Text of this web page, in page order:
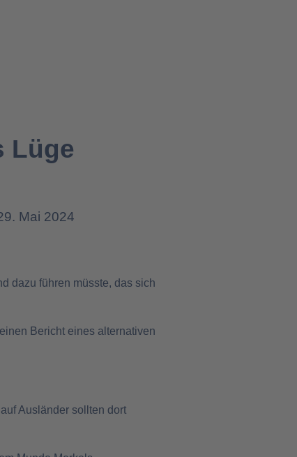
Lüge
Mai 2024
dazu führen müsste, das sich
Bericht eines alternativen
Ausländer sollten dort